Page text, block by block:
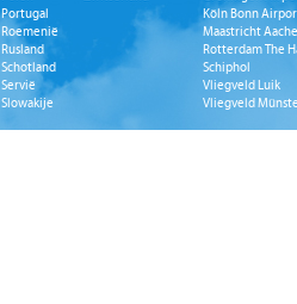
Portugal
Roemenië
Rusland
Schotland
Servië
Slowakije
Köln Bonn
Maastricht
Rotterdam The
Schiphol
Vliegveld Luik
Vliegveld